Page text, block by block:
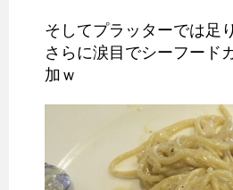
そしてプラッターでは足
さらに涙目でシーフード
加ｗ